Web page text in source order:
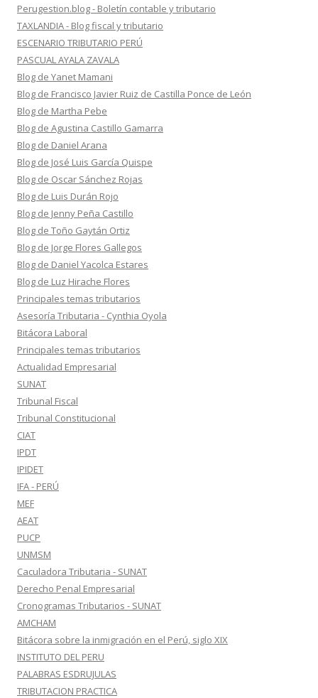
Perugestion.blog - Boletín contable y tributario
TAXLANDIA - Blog fiscal y tributario
ESCENARIO TRIBUTARIO PERÚ
PASCUAL AYALA ZAVALA
Blog de Yanet Mamani
Blog de Francisco Javier Ruiz de Castilla Ponce de León
Blog de Martha Pebe
Blog de Agustina Castillo Gamarra
Blog de Daniel Arana
Blog de José Luis García Quispe
Blog de Oscar Sánchez Rojas
Blog de Luis Durán Rojo
Blog de Jenny Peña Castillo
Blog de Toño Gaytán Ortiz
Blog de Jorge Flores Gallegos
Blog de Daniel Yacolca Estares
Blog de Luz Hirache Flores
Principales temas tributarios
Asesoría Tributaria - Cynthia Oyola
Bitácora Laboral
Principales temas tributarios
Actualidad Empresarial
SUNAT
Tribunal Fiscal
Tribunal Constitucional
CIAT
IPDT
IPIDET
IFA - PERÚ
MEF
AEAT
PUCP
UNMSM
Caculadora Tributaria - SUNAT
Derecho Penal Empresarial
Cronogramas Tributarios - SUNAT
AMCHAM
Bitácora sobre la inmigración en el Perú, siglo XIX
INSTITUTO DEL PERU
PALABRAS ESDRUJULAS
TRIBUTACION PRACTICA